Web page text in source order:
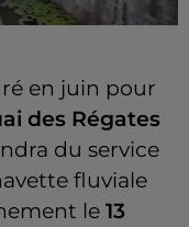
en juin pour
des Régates
du service
fluviale
le 13